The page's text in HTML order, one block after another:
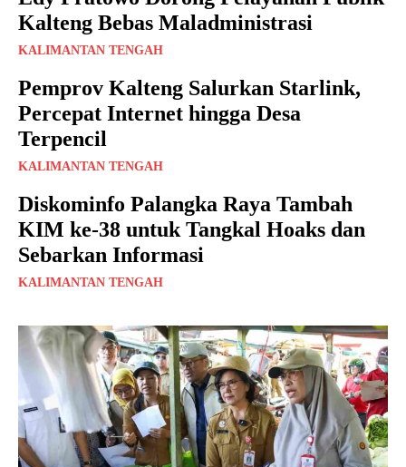
Kalteng Bebas Maladministrasi
KALIMANTAN TENGAH
Pemprov Kalteng Salurkan Starlink,
Percepat Internet hingga Desa
Terpencil
KALIMANTAN TENGAH
Diskominfo Palangka Raya Tambah
KIM ke-38 untuk Tangkal Hoaks dan
Sebarkan Informasi
KALIMANTAN TENGAH